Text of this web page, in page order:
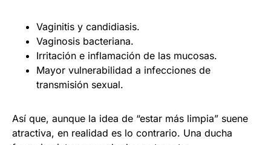
Vaginitis y candidiasis.
Vaginosis bacteriana.
Irritación e inflamación de las mucosas.
Mayor vulnerabilidad a infecciones de
transmisión sexual.
Así que, aunque la idea de “estar más limpia” suene
atractiva, en realidad es lo contrario. Una ducha